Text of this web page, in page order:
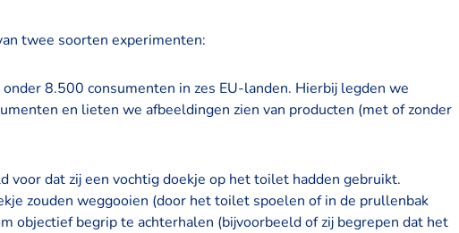
twee soorten experimenten:
8.500 consumenten in zes EU-landen. Hierbij legden we
en lieten we afbeeldingen zien van producten (met of zonder
voor dat zij een vochtig doekje op het toilet hadden gebruikt.
zouden weggooien (door het toilet spoelen of in de prullenbak
objectief begrip te achterhalen (bijvoorbeeld of zij begrepen dat het